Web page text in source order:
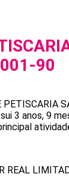
90
PETISCARIA
3 anos, 9
REAL